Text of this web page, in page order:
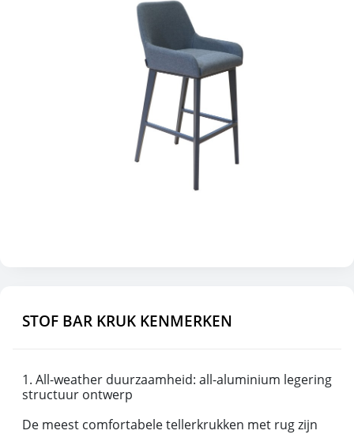
STOF BAR KRUK KENMERKEN
1. All-weather duurzaamheid: all-aluminium legering
structuur ontwerp
De meest comfortabele tellerkrukken met rug zijn